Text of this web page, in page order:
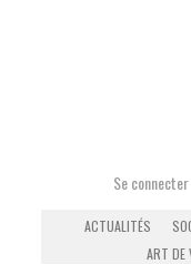
Se connecter
ACTUALITÉS
ART DE